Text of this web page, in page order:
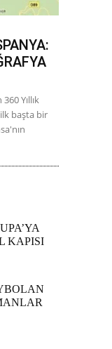
Yıllık
başta bir
KAPISI